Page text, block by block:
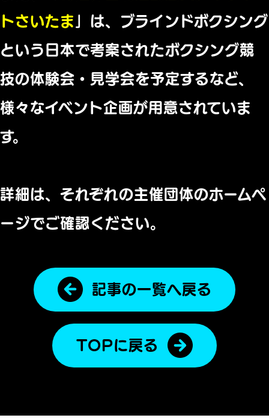
トさいたま
」は、 ブラインドボクシング
という日本で考案されたボクシング競
技の体験会・見学会を予定するなど、
様々なイベント企画が用意されていま
す。
詳細は、それぞれの主催団体のホームペ
ージでご確認ください。
記事の一覧へ戻る
TOPに戻る